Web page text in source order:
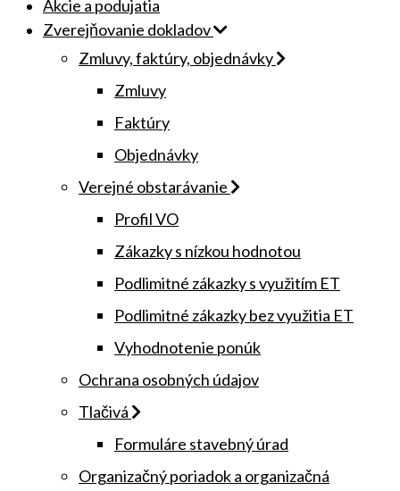
Akcie a podujatia
Zverejňovanie dokladov
Zmluvy, faktúry, objednávky
Zmluvy
Faktúry
Objednávky
Verejné obstarávanie
Profil VO
Zákazky s nízkou hodnotou
Podlimitné zákazky s využitím ET
Podlimitné zákazky bez využitia ET
Vyhodnotenie ponúk
Ochrana osobných údajov
Tlačivá
Formuláre stavebný úrad
Organizačný poriadok a organizačná